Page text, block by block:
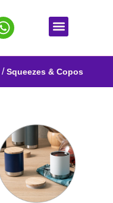
/Squeezes & Copos